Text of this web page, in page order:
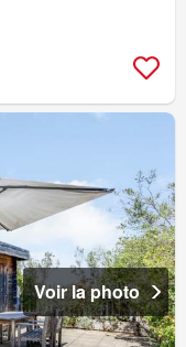
Voir la photo